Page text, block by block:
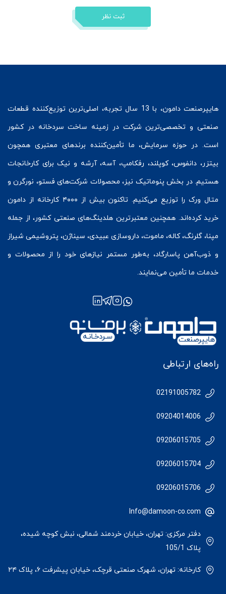
ثبت نظر
هایپرصنعت
دامون، با 13 سال تجربه، اصلی‌ترین توزیع‌کننده قطعات
صنعتی و تخصصی‌ترین شرکت در زمینه ساخت سردخانه در کشور
است. در حوزه سرمایش، ما تأمین‌کننده برندهای معتبری همچون
بیتزر، دانفوس،کوپلند، رفکامپ، آسه، آرشه و نیک برای کارخانجات
هستیم. در بخش پنوماتیک نیز، محصولات شرکت‌های فستو، نورگرن و
متال ورک
را توزیع می‌کنیم. تاکنون بیش از ۴۰۰۰ کارخانه از دامون
خرید کرده‌اند. همچنین معتبرترین هلدینگ‌های صنعتی کشور، از جمله
مپنا، گلرنگ، کاله، ماموت، داروسازی عبیدی، سیناژن، پتروشیمی شیراز
و ذوب‌آهن پاسارگاد، به‌طور مستمر نیازهای خود را از محصولات و
خدمات ما تأمین می‌نمایند.
راه‌های ارتباطی
02191005782
09204014006
09206015705
09206015704
09206015706
Info@damoon-co.com
دفتر مرکزی: تهران، خیابان خردمند شمالی، نبش کوچه شیده،
پلاک 105/1
کارخانه: تهران، شهرک صنعتی قرچک، خیابان پیشرفت ۶، پلاک ۲۴